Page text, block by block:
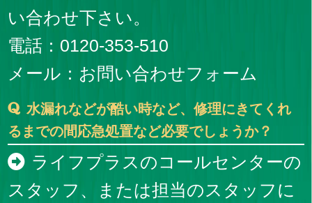
い合わせ下さい。
電話：0120-353-510
メール： お問い合わせフォーム
水漏れなどが酷い時など、修理にきてくれ
るまでの間応急処置など必要でしょうか？
ライフプラスのコールセンターの
スタッフ、または担当のスタッフに